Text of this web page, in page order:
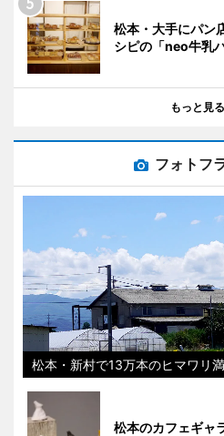
松本・大手にパ
シピの「neo牛乳
もっと見る
フォトフ
松本・新村で13万本のヒマワリ
松本のカフェギャ